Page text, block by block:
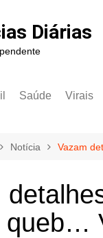
Diárias
Saúde Virais
Notícia Vazam
queb…